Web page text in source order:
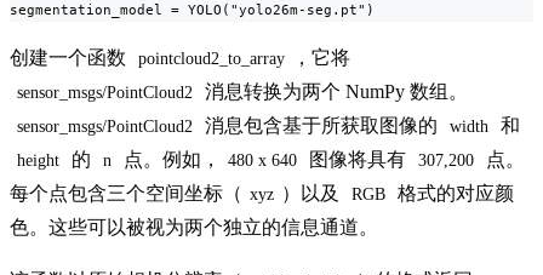
segmentation_model = YOLO("yolo26m-seg.pt")
创建一个函数 pointcloud2_to_array ，它将
sensor_msgs/PointCloud2 消息转换为两个 NumPy 数组。
sensor_msgs/PointCloud2 消息包含基于所获取图像的 width 和
height 的 n 点。例如， 480 x 640 图像将具有 307,200
点。
每个点包含三个空间坐标（ xyz ）以及 RGB
格式的对应颜
色。这些可以被视为两个独立的信息通道。